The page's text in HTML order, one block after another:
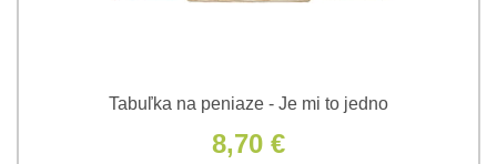
Tabuľka na peniaze - Je mi to jedno
8,70 €